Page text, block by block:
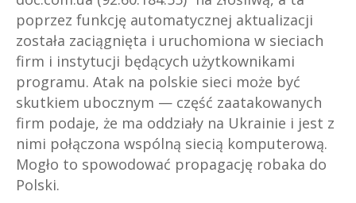
poprzez funkcję automatycznej aktualizacji
została zaciągnięta i uruchomiona w sieciach
firm i instytucji będących użytkownikami
programu. Atak na polskie sieci może być
skutkiem ubocznym — część zaatakowanych
firm podaje, że ma oddziały na Ukrainie i jest z
nimi połączona wspólną siecią komputerową.
Mogło to spowodować propagację robaka do
Polski.